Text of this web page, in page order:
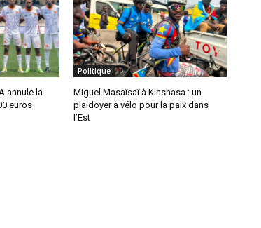
annule la
euros
Politique
Miguel Masaïsaï à Kinshasa : un
plaidoyer à vélo pour la paix dans
l’Est